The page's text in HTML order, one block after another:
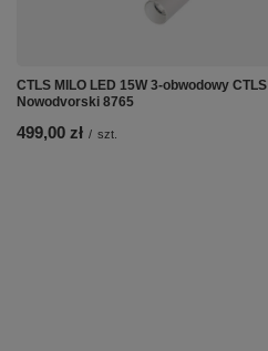
CTLS MILO LED 15W 3-obwodowy CTLS
Nowodvorski 8765
499,00 zł / szt.